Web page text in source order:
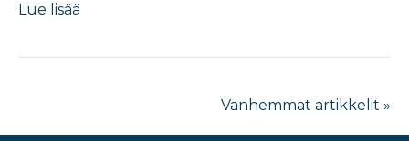
Lue lisää
Vanhemmat artikkelit »